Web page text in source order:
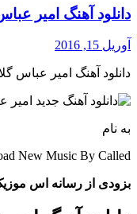
دانلود آهنگ امیر
آوریل 15, 2016
دانلود آهنگ امیر عباس
به نام
New Music By Called
بزودی از رسانه اس